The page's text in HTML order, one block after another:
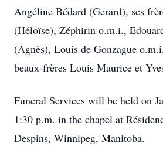
Angéline Bédard (Gerard), ses
(Héloïse), Zéphirin o.m.i.,
(Agnès), Louis de Gonzague
beaux-frères Louis Maurice et
Funeral Services will be held on
1:30 p.m. in the chapel at
Despins, Winnipeg, Manitoba.